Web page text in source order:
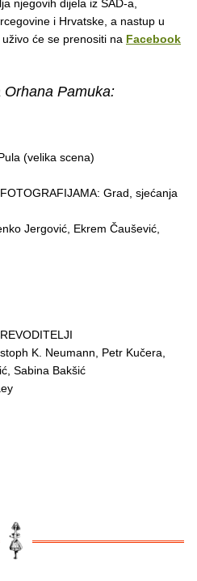
njegovih dijela iz SAD-a,
i Hrvatske, a nastup u
će se prenositi na Facebook
Pamuka:
(velika scena)
Grad, sjećanja
Jergović, Ekrem Čaušević,
K. Neumann, Petr Kučera,
Sabina Bakšić
Mozart